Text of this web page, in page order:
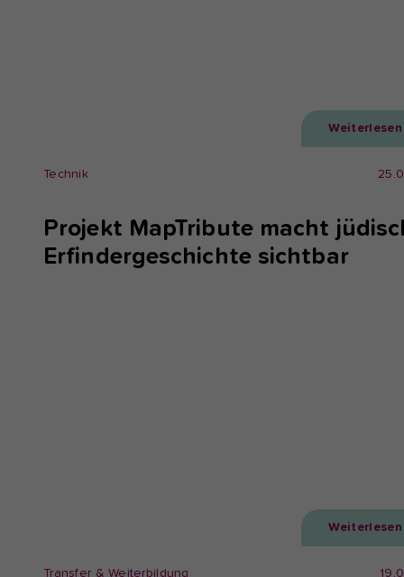
Weiterlesen
Technik
Projekt MapTribute macht
Erfindergeschichte sichtbar
Weiterlesen
Transfer & Weiterbildung